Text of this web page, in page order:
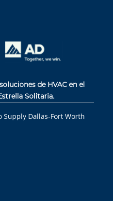
de HVAC en el
Solitaria.
Supply Dallas-Fort Worth